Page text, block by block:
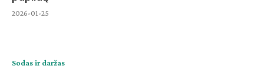
2026-01-25
Sodas ir daržas